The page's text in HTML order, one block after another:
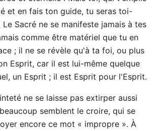
et en fais ton guide, tu seras toi-
Sacré ne se manifeste jamais à tes
comme être matériel que tu en
; il ne se révèle qu'à ta foi, ou plus
Esprit, car il est lui-même quelque
un Esprit ; il est Esprit pour l'Esprit.
ne se laisse pas extirper aussi
semblent le croire, qui se
encore ce mot « impropre ». À